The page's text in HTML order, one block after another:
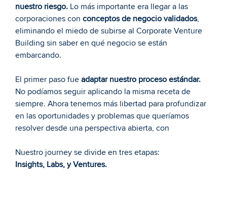
nuestro riesgo. Lo más importante era llegar a las
corporaciones con conceptos de negocio validados,
eliminando el miedo de subirse al Corporate Venture
Building sin saber en qué negocio se están
embarcando.
El primer paso fue adaptar nuestro proceso estándar.
No podíamos seguir aplicando la misma receta de
siempre. Ahora tenemos más libertad para profundizar
en las oportunidades y problemas que queríamos
resolver desde una perspectiva abierta, con
Nuestro journey se divide en tres etapas:
Insights, Labs, y Ventures.